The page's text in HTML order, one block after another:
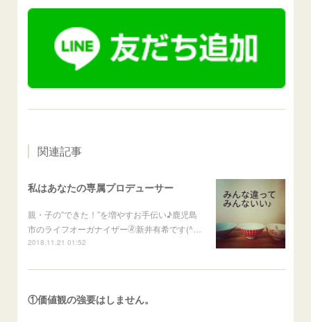
関連記事
私はあなたの専属プロデューサー
親・子の”できた！”を増やすお手伝い♪鹿児島
市のライフオーガナイザー🄬新井有希です(^…
2018.11.21 01:52
①価値観の強要はしません。